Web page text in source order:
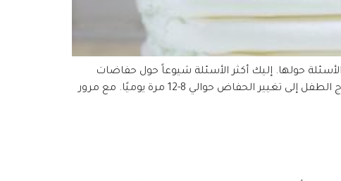
حولها. إليك أكثر الأسئلة شيوعاً حول حفاضات
الأطفال مع إجابة من خبراء شركة سلمى غول كم عدد الحفاضات التي يحتاجها الطفل يوميًا؟ في الأشهر الأولى، قد يحتاج الطفل إلى تغيير الحفاض حوالي 8-12 مرة يوميًا. مع مرور